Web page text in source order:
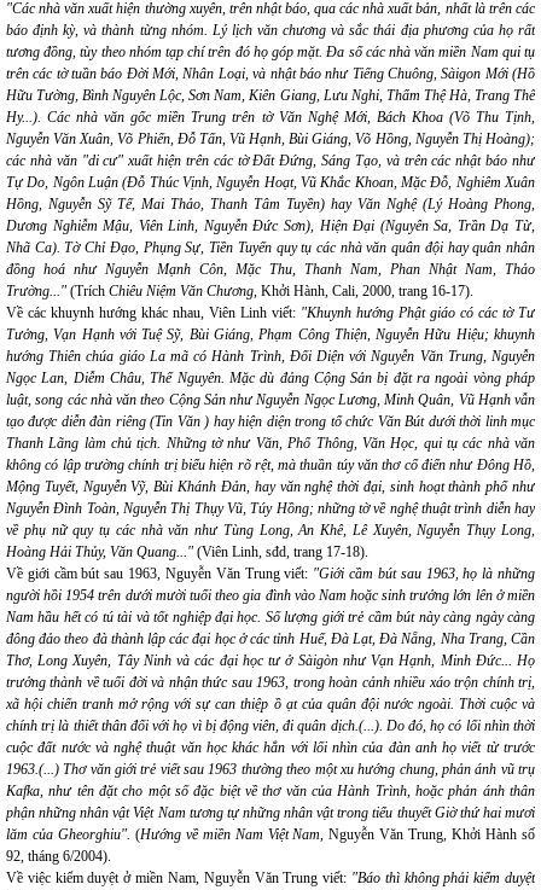
"Các nhà văn xuất hiện thường xuyên, trên nhật báo, qua các nhà xuất bản, nhất là trên các
báo định kỳ, và thành từng nhóm. Lý lịch văn chương và sắc thái địa phương của họ rất
tương đồng, tùy theo nhóm tạp chí trên đó họ góp mặt. Đa số các nhà văn miền Nam qui tụ
trên các tờ tuần báo Đời Mới, Nhân Loại, và nhật báo như Tiếng Chuông, Sàigon Mới (Hồ
Hữu Tường, Bình Nguyên Lộc, Sơn Nam, Kiên Giang, Lưu Nghi, Thẩm Thệ Hà, Trang Thế
Hy...). Các nhà văn gốc miền Trung trên tờ Văn Nghệ Mới, Bách Khoa (Võ Thu Tịnh,
Nguyễn Văn Xuân, Võ Phiến, Đỗ Tấn, Vũ Hạnh, Bùi Giáng, Võ Hồng, Nguyễn Thị Hoàng);
các nhà văn "di cư" xuất hiện trên các tờ Đất Đứng, Sáng Tạo, và trên các nhật báo như
Tự Do, Ngôn Luận (Đỗ Thúc Vịnh, Nguyễn Hoạt, Vũ Khắc Khoan, Mặc Đỗ, Nghiêm Xuân
Hồng, Nguyễn Sỹ Tế, Mai Thảo, Thanh Tâm Tuyền) hay Văn Nghệ (Lý Hoàng Phong,
Dương Nghiễm Mậu, Viên Linh, Nguyễn Đức Sơn), Hiện Đại (Nguyên Sa, Trần Dạ Từ,
Nhã Ca). Tờ Chỉ Đạo, Phụng Sự, Tiền Tuyến quy tụ các nhà văn quân đội hay quân nhân
đồng hoá như Nguyễn Mạnh Côn, Mặc Thu, Thanh Nam, Phan Nhật Nam, Thảo
Trường..." (Trích Chiêu Niệm Văn Chương, Khởi Hành, Cali, 2000, trang 16-17).
Về các khuynh hướng khác nhau, Viên Linh viết: "Khuynh hướng Phật giáo có các tờ Tư
Tưởng, Vạn Hạnh với Tuệ Sỹ, Bùi Giáng, Phạm Công Thiện, Nguyễn Hữu Hiệu; khuynh
hướng Thiên chúa giáo La mã có Hành Trình, Đối Diện với Nguyễn Văn Trung, Nguyễn
Ngọc Lan, Diễm Châu, Thế Nguyên. Mặc dù đảng Cộng Sản bị đặt ra ngoài vòng pháp
luật, song các nhà văn theo Cộng Sản như Nguyễn Ngọc Lương, Minh Quân, Vũ Hạnh vẫn
tạo được diễn đàn riêng (Tin Văn ) hay hiện diện trong tổ chức Văn Bút dưới thời linh mục
Thanh Lãng làm chủ tịch. Những tờ như Văn, Phổ Thông, Văn Học, qui tụ các nhà văn
không có lập trường chính trị biểu hiện rõ rệt, mà thuần túy văn thơ cổ điển như Đông Hồ,
Mộng Tuyết, Nguyễn Vỹ, Bùi Khánh Đản, hay văn nghệ thời đại, sinh hoạt thành phố như
Nguyễn Đình Toàn, Nguyễn Thị Thụy Vũ, Túy Hồng; những tờ về nghệ thuật trình diễn hay
về phụ nữ quy tụ các nhà văn như Tùng Long, An Khê, Lê Xuyên, Nguyễn Thụy Long,
Hoàng Hải Thủy, Văn Quang..." (Viên Linh, sđd, trang 17-18).
Về giới cầm bút sau 1963, Nguyễn Văn Trung viết: "Giới cầm bút sau 1963, họ là những
người hồi 1954 trên dưới mười tuổi theo gia đình vào Nam hoặc sinh trưởng lớn lên ở miền
Nam hầu hết có tú tài và tốt nghiệp đại học. Số lượng giới trẻ cầm bút này càng ngày càng
đông đảo theo đà thành lập các đại học ở các tỉnh Huế, Đà Lạt, Đà Nẵng, Nha Trang, Cần
Thơ, Long Xuyên, Tây Ninh và các đại học tư ở Sàigòn như Vạn Hạnh, Minh Đức... Họ
trưởng thành về tuổi đời và nhận thức sau 1963, trong hoàn cảnh nhiều xáo trộn chính trị,
xã hội chiến tranh mở rộng với sự can thiệp ồ ạt của quân đội nước ngoài. Thời cuộc và
chính trị là thiết thân đối với họ vì bị động viên, đi quân dịch.(...). Do đó, họ có lối nhìn thời
cuộc đất nước và nghệ thuật văn học khác hẳn với lối nhìn của đàn anh họ viết từ trước
1963.(...) Thơ văn giới trẻ viết sau 1963 thường theo một xu hướng chung, phản ánh vũ trụ
Kafka, như tên đặt cho một số đặc biệt về thơ văn của Hành Trình, hoặc phản ánh thân
phận những nhân vật Việt Nam tương tự những nhân vật trong tiểu thuyết Giờ thứ hai mươi
lăm của Gheorghiu". (Hướng về miền Nam Việt Nam, Nguyễn Văn Trung, Khởi Hành số
92, tháng 6/2004).
Về việc kiểm duyệt ở miền Nam, Nguyễn Văn Trung viết: "Báo thì không phải kiểm duyệt